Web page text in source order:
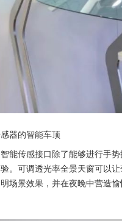
器的智能车顶
能传感接口除了能够进行手
。可调透光率全景天窗可以
场景效果，并在夜晚中营造愉